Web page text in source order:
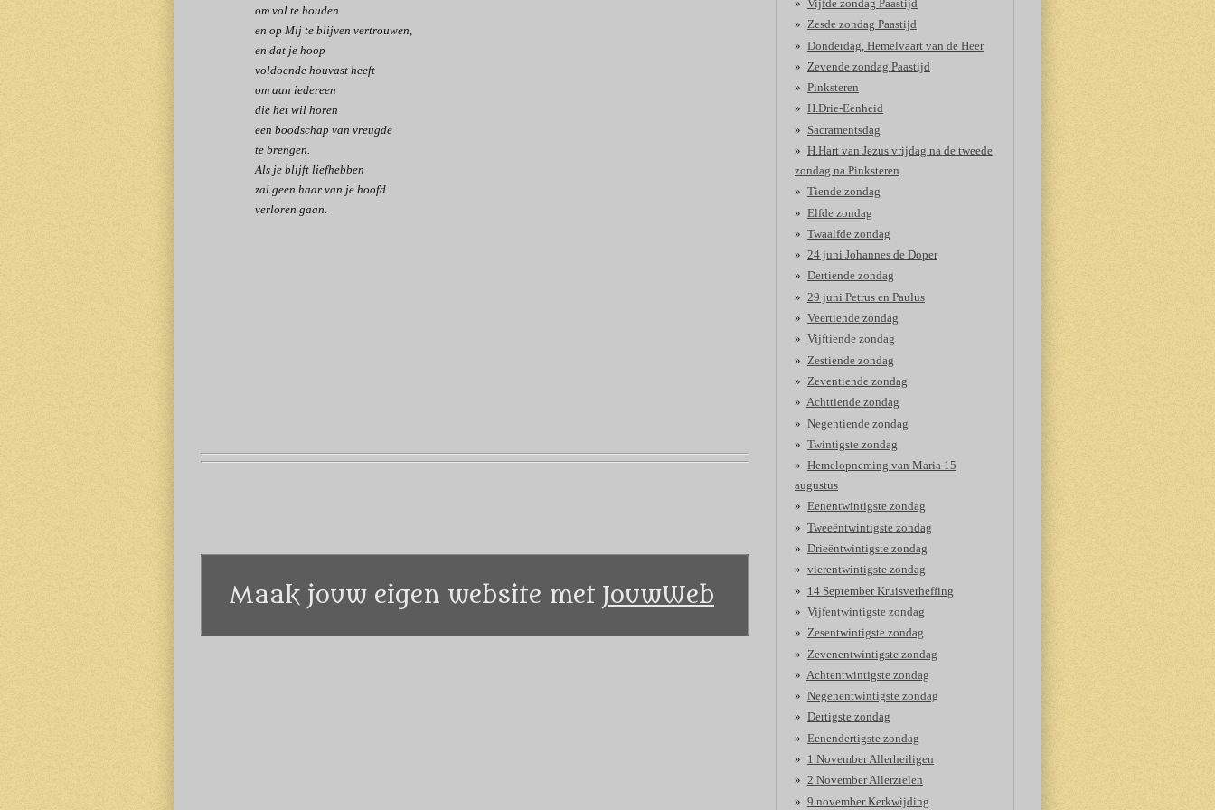
om vol te houden
en op Mij te blijven vertrouwen,
en dat je hoop
voldoende houvast heeft
om aan iedereen
die het wil horen
een boodschap van vreugde
te brengen.
Als je blijft liefhebben
zal geen haar van je hoofd
verloren gaan.
Maak jouw eigen website met JouwWeb
Vijfde zondag Paastijd
Zesde zondag Paastijd
Donderdag, Hemelvaart van de Heer
Zevende zondag Paastijd
Pinksteren
H.Drie-Eenheid
Sacramentsdag
H.Hart van Jezus vrijdag na de tweede
zondag na Pinksteren
Tiende zondag
Elfde zondag
Twaalfde zondag
24 juni Johannes de Doper
Dertiende zondag
29 juni Petrus en Paulus
Veertiende zondag
Vijftiende zondag
Zestiende zondag
Zeventiende zondag
Achttiende zondag
Negentiende zondag
Twintigste zondag
Hemelopneming van Maria 15
augustus
Eenentwintigste zondag
Tweeëntwintigste zondag
Drieëntwintigste zondag
vierentwintigste zondag
14 September Kruisverheffing
Vijfentwintigste zondag
Zesentwintigste zondag
Zevenentwintigste zondag
Achtentwintigste zondag
Negenentwintigste zondag
Dertigste zondag
Eenendertigste zondag
1 November Allerheiligen
2 November Allerzielen
9 november Kerkwijding